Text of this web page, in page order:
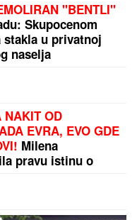
"BENTLI"
Skupocenom
u privatnoj
naselja
NAKIT OD
EVRA, EVO GDE
Milena
pravu istinu o